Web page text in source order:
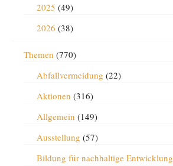
2025 (49)
2026 (38)
Themen (770)
Abfallvermeidung (22)
Aktionen (316)
Allgemein (149)
Ausstellung (57)
Bildung für nachhaltige Entwicklung